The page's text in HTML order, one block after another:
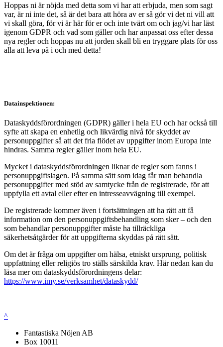
Hoppas ni är nöjda med detta som vi har att erbjuda, men som sagt
var, är ni inte det, så är det bara att höra av er så gör vi det ni vill att
vi skall göra, för vi är här för er och inte tvärt om och jag/vi har läst
igenom GDPR och vad som gäller och har anpassat oss efter dessa
nya regler och hoppas nu att jorden skall bli en tryggare plats för oss
alla att leva på i och med detta!
Datainspektionen:
Dataskyddsförordningen (GDPR) gäller i hela EU och har också till
syfte att skapa en enhetlig och likvärdig nivå för skyddet av
personuppgifter så att det fria flödet av uppgifter inom Europa inte
hindras. Samma regler gäller inom hela EU.
Mycket i dataskyddsförordningen liknar de regler som fanns i
personuppgiftslagen. På samma sätt som idag får man behandla
personuppgifter med stöd av samtycke från de registrerade, för att
uppfylla ett avtal eller efter en intresseavvägning till exempel.
De registrerade kommer även i fortsättningen att ha rätt att få
information om den personuppgiftsbehandling som sker – och den
som behandlar personuppgifter måste ha tillräckliga
säkerhetsåtgärder för att uppgifterna skyddas på rätt sätt.
Om det är fråga om uppgifter om hälsa, etniskt ursprung, politisk
uppfattning eller religiös tro ställs särskilda krav. Här nedan kan du
läsa mer om dataskyddsförordningens delar:
https://www.imy.se/verksamhet/dataskydd/
^
Fantastiska Nöjen AB
Box 10011